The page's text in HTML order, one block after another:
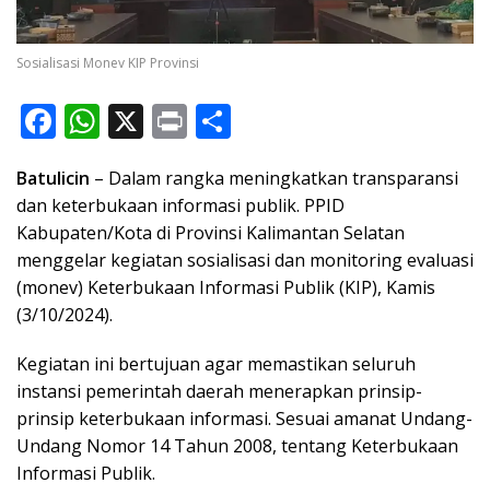
Sosialisasi Monev KIP Provinsi
F
e
b
o
o
k
W
at
s
A
p
p
X Pr
t ar
e
Batulicin – Dalam rangka meningkatkan transparansi
dan keterbukaan informasi publik. PPID
Kabupaten/Kota di Provinsi Kalimantan Selatan
menggelar kegiatan sosialisasi dan monitoring evaluasi
(monev) Keterbukaan Informasi Publik (KIP), Kamis
(3/10/2024).
Kegiatan ini bertujuan agar memastikan seluruh
instansi pemerintah daerah menerapkan prinsip-
prinsip keterbukaan informasi. Sesuai amanat Undang-
Undang Nomor 14 Tahun 2008, tentang Keterbukaan
Informasi Publik.